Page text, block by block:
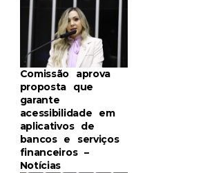
Comissão aprova
proposta que
garante
acessibilidade em
aplicativos de
bancos e serviços
financeiros –
Notícias